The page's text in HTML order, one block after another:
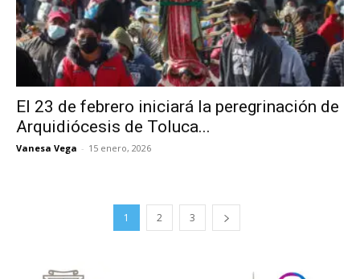
El 23 de febrero iniciará la peregrinación de
Arquidiócesis de Toluca...
Vanesa Vega - 15 enero, 2026
1 2 3